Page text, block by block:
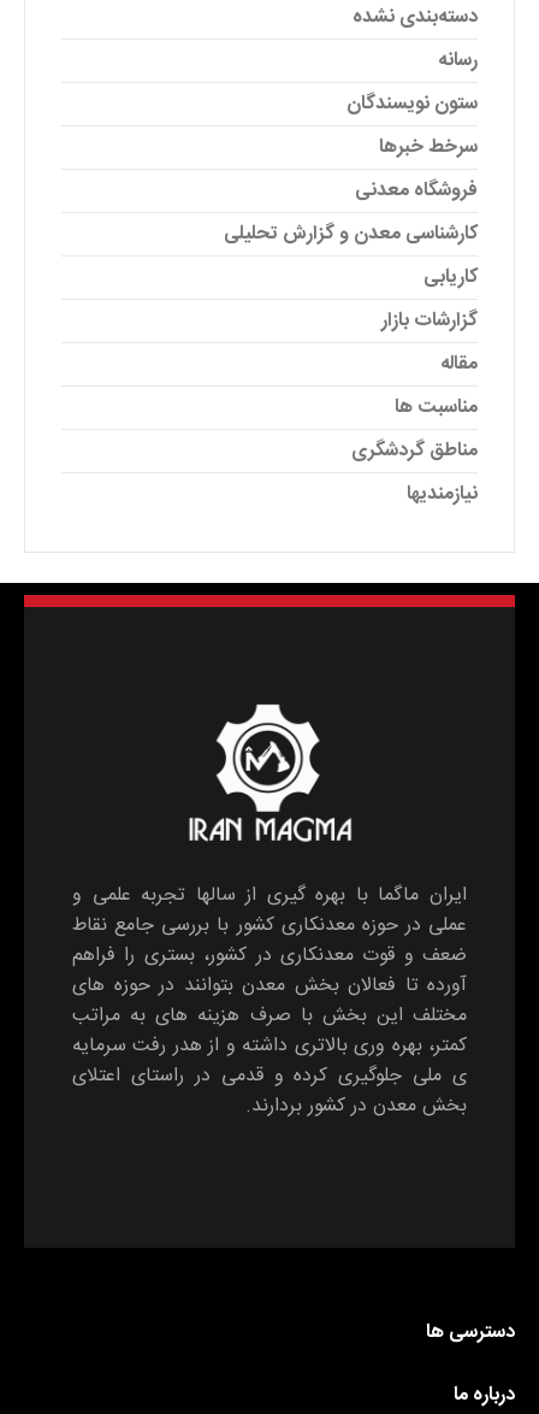
دسته‌بندی نشده
رسانه
ستون نویسندگان
سرخط خبرها
فروشگاه معدنی
کارشناسی معدن و گزارش تحلیلی
کاریابی
گزارشات بازار
مقاله
مناسبت ها
مناطق گردشگری
نیازمندیها
ایران ماگما با بهره گیری از سالها تجربه علمی و
عملی در حوزه معدنکاری کشور با بررسی جامع نقاط
ضعف و قوت معدنکاری در کشور، بستری را فراهم
آورده تا فعالان بخش معدن بتوانند در حوزه های
مختلف این بخش با صرف هزینه های به مراتب
کمتر، بهره وری بالاتری داشته و از هدر رفت سرمایه
ی ملی جلوگیری کرده و قدمی در راستای اعتلای
بخش معدن در کشور بردارند.
دسترسی ها
درباره ما